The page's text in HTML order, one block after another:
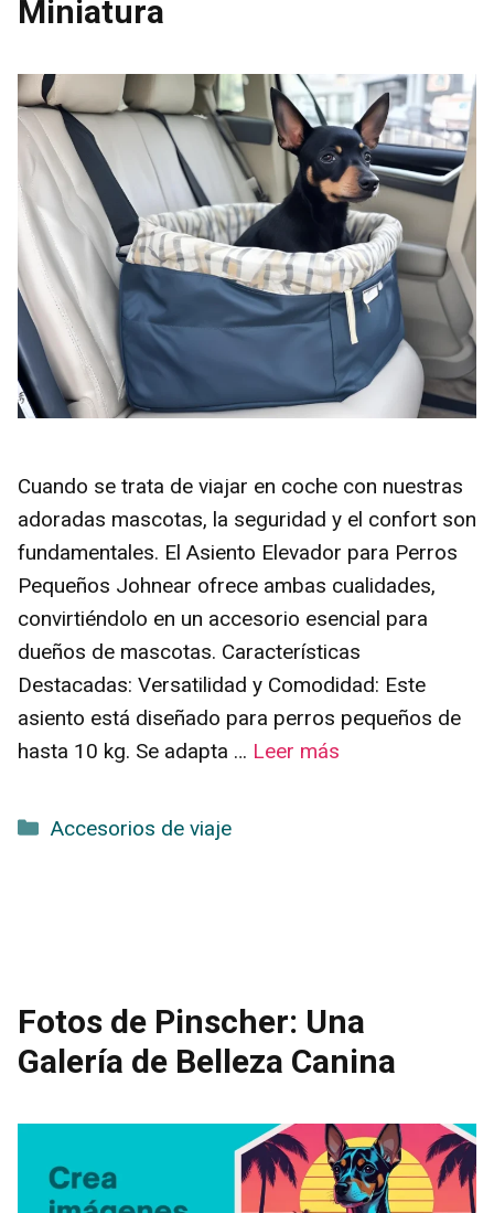
Miniatura
Cuando se trata de viajar en coche con nuestras
adoradas mascotas, la seguridad y el confort son
fundamentales. El Asiento Elevador para Perros
Pequeños Johnear ofrece ambas cualidades,
convirtiéndolo en un accesorio esencial para
dueños de mascotas. Características
Destacadas: Versatilidad y Comodidad: Este
asiento está diseñado para perros pequeños de
hasta 10 kg. Se adapta … Leer más
Categorías
Accesorios de viaje
Fotos de Pinscher: Una
Galería de Belleza Canina